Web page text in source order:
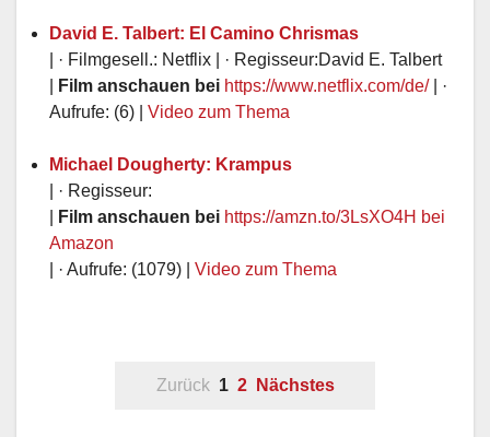
David E. Talbert: El Camino Chrismas
| · Filmgesell.: Netflix | · Regisseur:David E. Talbert
Film anschauen bei https://www.netflix.com/de/| ·
Aufrufe: (6) | Video zum Thema
Michael Dougherty: Krampus
| · Regisseur:
Film anschauen bei https://amzn.to/3LsXO4H bei
Amazon
| · Aufrufe: (1079) | Video zum Thema
Zurück 1 2 Nächstes